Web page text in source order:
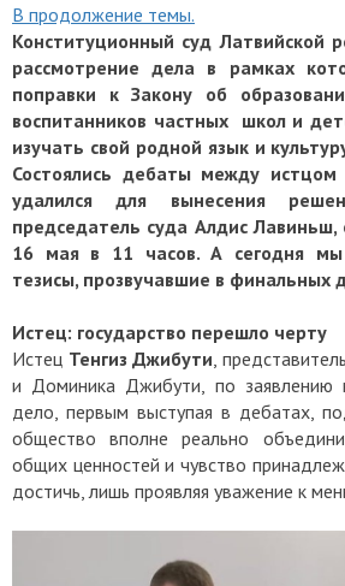
В продолжение темы.
Конституционный суд Латвийской
рассмотрение дела в рамках
поправки к Закону об
воспитанников частных школ и
изучать свой родной язык и
Состоялись дебаты между
удалился для вынесения
председатель суда Алдис Лавиньш,
16 мая в 11 часов. А сегодня мы
тезисы, прозвучавшие в финальных
Истец: государство перешло черту
Истец Тенгиз Джибути ,
и Доминика Джибути, по заявлению
дело, первым выступая в дебатах,
общество вполне реально
общих ценностей и чувство
достичь, лишь проявляя уважение к